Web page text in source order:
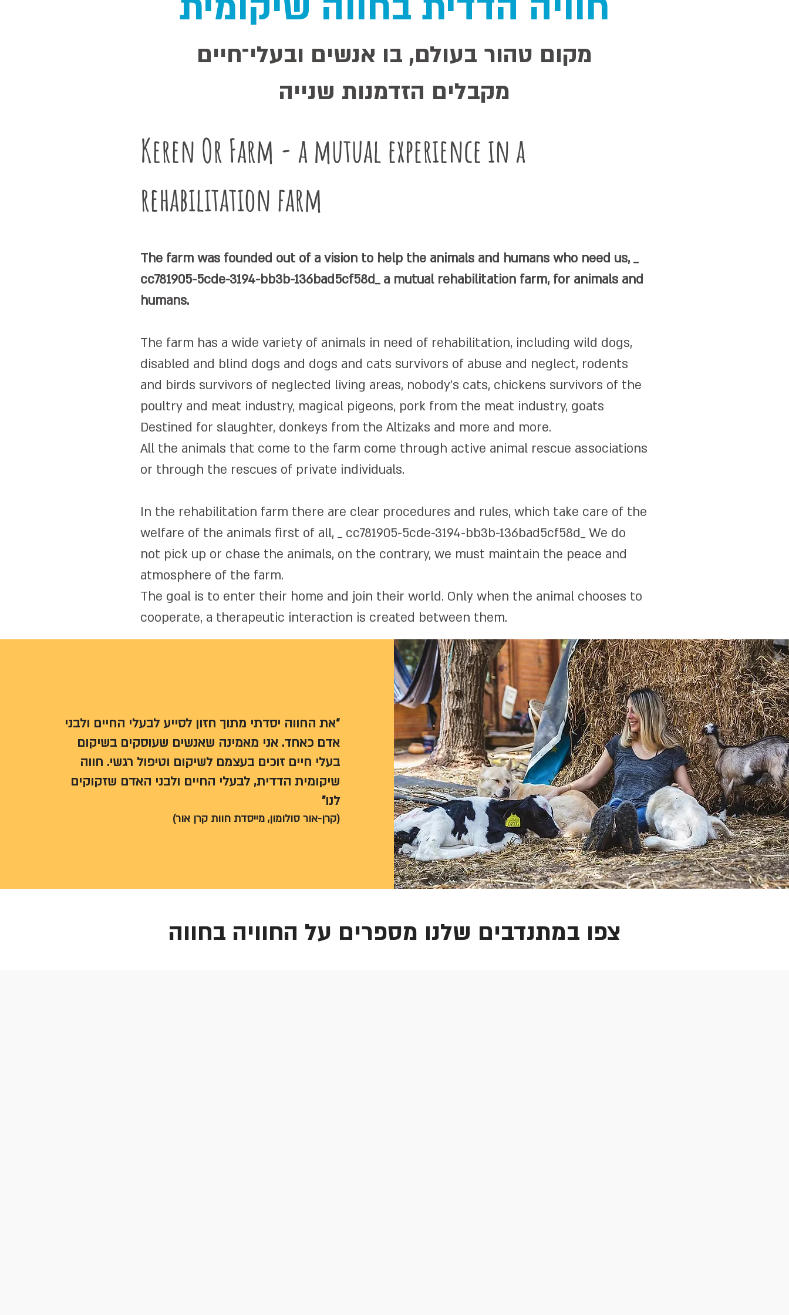
מקום טהור בעולם, בו אנשים ובעלי־חיים
מקבלים הזדמנות שנייה
Keren Or Farm - a mutual experience in a
rehabilitation farm
The farm was founded out of a vision to help the animals and humans who need us, _
cc781905-5cde-3194-bb3b-136bad5cf58d_ a mutual rehabilitation farm, for animals and
humans.
The farm has a wide variety of animals in need of rehabilitation, including wild dogs,
disabled and blind dogs and dogs and cats survivors of abuse and neglect, rodents
and birds survivors of neglected living areas, nobody's cats, chickens survivors of the
poultry and meat industry, magical pigeons, pork from the meat industry, goats
Destined for slaughter, donkeys from the Altizaks and more and more.
All the animals that come to the farm come through active animal rescue associations
or through the rescues of private individuals.
In the rehabilitation farm there are clear procedures and rules, which take care of the
welfare of the animals first of all, _ cc781905-5cde-3194-bb3b-136bad5cf58d_ We do
not pick up or chase the animals, on the contrary, we must maintain the peace and
atmosphere of the farm.
The goal is to enter their home and join their world. Only when the animal chooses to
cooperate, a therapeutic interaction is created between them.
“את החווה יסדתי מתוך חזון לסייע לבעלי החיים ולבני
אדם כאחד.אני מאמינה שאנשים שעוסקים בשיקום
בעלי חייםזוכים בעצמם לשיקום וטיפול רגשי. חווה
שיקומית הדדית, לבעלי החיים ולבני האדם שזקוקים
לנו"
(קרן-אור סולומון, מייסדת חוות קרן אור)
צפו במתנדבים שלנו מספרים על החוויה בחווה